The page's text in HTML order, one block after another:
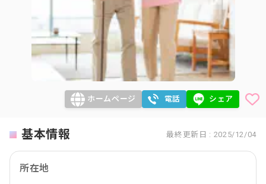
ホームページ 電話 シェア
基本情報 最終更新日 : 2025/12/04
所在地